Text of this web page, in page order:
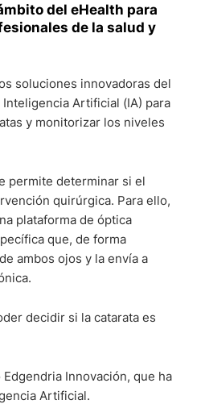
del eHealth para
de la salud y
soluciones innovadoras del
Artificial (IA) para
y monitorizar los niveles
permite determinar si el
quirúrgica. Para ello,
plataforma de óptica
que, de forma
ambos ojos y la envía a
decidir si la catarata es
Innovación, que ha
Artificial.